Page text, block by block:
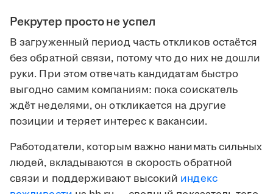
Рекрутер просто не успел
В загруженный период часть откликов остаётся
без обратной связи, потому что до них не дошли
руки. При этом отвечать кандидатам быстро
выгодно самим компаниям: пока соискатель
ждёт неделями, он откликается на другие
позиции и теряет интерес к вакансии.
Работодатели, которым важно нанимать сильных
людей, вкладываются в скорость обратной
связи и поддерживают высокий индекс